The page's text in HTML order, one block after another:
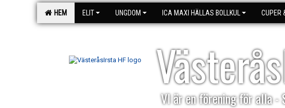
HEM ELIT UNGDOM ICA MAXI HÄLLAS BOLLKUL CUPER
VI är en förening för alla